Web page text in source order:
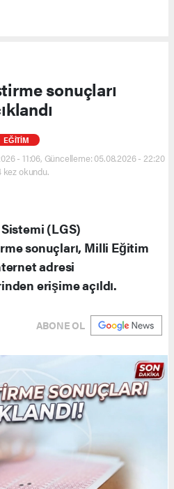
sonuçları
EĞİTİM
- 11:06, Güncelleme: 05.08.2026 - 22:20
kez okundu.
(LGS)
sonuçları, Milli Eğitim
adresi
erişime açıldı.
ABONE OL